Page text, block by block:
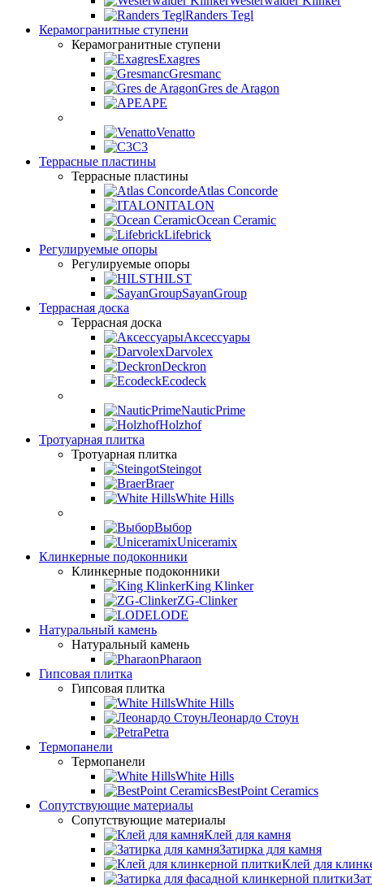
Randers Tegl
Керамогранитные ступени
Керамогранитные ступени
Exagres
Gresmanc
Gres de Aragon
APE
Venatto
C3
Террасные пластины
Террасные пластины
Atlas Concorde
ITALON
Ocean Ceramic
Lifebrick
Регулируемые опоры
Регулируемые опоры
HILST
SayanGroup
Террасная доска
Террасная доска
Аксессуары
Darvolex
Deckron
Ecodeck
NauticPrime
Holzhof
Тротуарная плитка
Тротуарная плитка
Steingot
Braer
White Hills
Выбор
Uniceramix
Клинкерные подоконники
Клинкерные подоконники
King Klinker
ZG-Clinker
LODE
Натуральный камень
Натуральный камень
Pharaon
Гипсовая плитка
Гипсовая плитка
White Hills
Леонардо Стоун
Petra
Термопанели
Термопанели
White Hills
BestPoint Ceramics
Сопутствующие материалы
Сопутствующие материалы
Клей для камня
Затирка для камня
Клей для